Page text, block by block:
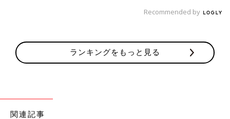
つわりの症状と関連しているのでしょうか。
はかかわっているのですか。
GDF15の分泌と関連性があることがわかっています。
Recommended by
ランキングをもっと見る
関連記事